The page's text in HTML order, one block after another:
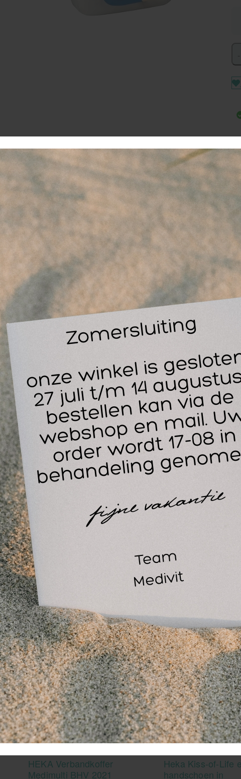
Op zoek naar een veeldelige compacte verbandset voor
Verbandset klein is 34-delig en bevat de juiste materialen
wondje snel te behandelen. Dankzij het compacte formaat
nemen en dus ideaal voor onderweg.
De HEKA verbandset is ook leuk om kado te doen als
een EHBO vereniging.
Inhoud Heka verbandset klein:
2 x Heka Pres gaaskompres 5 x 5 cm
1 x Heka wondsnelverband nr. 2 6 x 8 cm
5 x Heka Plast kinderpleister 19 x 72 mm
10 x Heka Plast waterbestendige pleister 19 x 72 mm
10 x Heka Plast elastische pleister 19 x 72 mm
1 x Heka Plast elastische pleister 10 x 6 cm
1 x schaar
4 x alcoholdoekjes
Referentienummer : OT0080-1
Inhoud verpakking : 1 stuk
Inhoud overdoos : 80 x 1 stuk
ZI-nummer : 15823830
CNK Code : 4222246
Wellicht ook interessant
HEKA Verbandkoffer
Medimulti BHV 2021
Heka Kiss-of-Life
handschoen in